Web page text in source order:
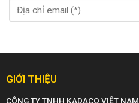
GIỚI THIỆU
CÔNG TY TNHH KADACO VIỆT NAM